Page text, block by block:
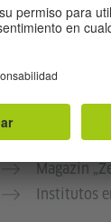
Mein Weg
Magazin
Institutos